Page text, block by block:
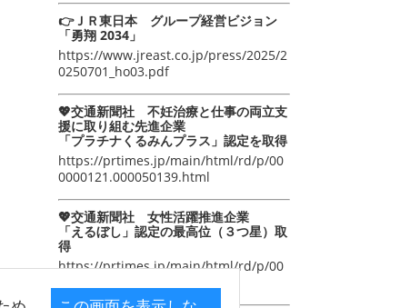
👉ＪＲ東日本 グループ経営ビジョン
「勇翔 2034」
https://www.jreast.co.jp/press/2025/2
0250701_ho03.pdf
💖交通新聞社 不妊治療と仕事の両立支
援に取り組む先進企業
「プラチナくるみんプラス」認定を取得
https://prtimes.jp/main/html/rd/p/00
0000121.000050139.html
💖交通新聞社 女性活躍推進企業
「えるぼし」認定の最高位（３つ星）取
得
https://prtimes.jp/main/html/rd/p/00